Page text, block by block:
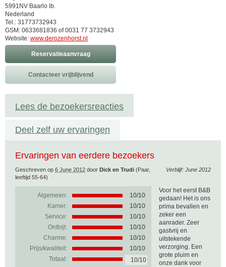
5991NV Baarlo lb.
Nederland
Tel.: 31773732943
GSM: 0633681836 of 0031 77 3732943
Website: www.derozenhorst.nl
Reservatieaanvraag
Contacteer vrijblijvend
Lees de bezoekersreacties
Deel zelf uw ervaringen
Ervaringen van eerdere bezoekers
Verblijf: June 2012
Geschreven op 6 June 2012 door Dick en Trudi (Paar,
leeftijd 55-64)
Algemeen: 10/10
Kamer:
10/10
Service:
10/10
Ontbijt:
10/10
Charme:
10/10
Prijs/kwaliteit:
10/10
Totaal:
10/10
Voor het eerst B&B
gedaan! Het is ons
prima bevallen en
zeker een
aanrader. Zeer
gastvrij en
uitstekende
verzorging. Een
grote pluim en
onze dank voor